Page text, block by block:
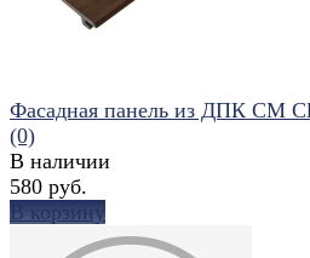
Фасадная панель из ДПК CM
(0)
В наличии
580 руб.
В корзину